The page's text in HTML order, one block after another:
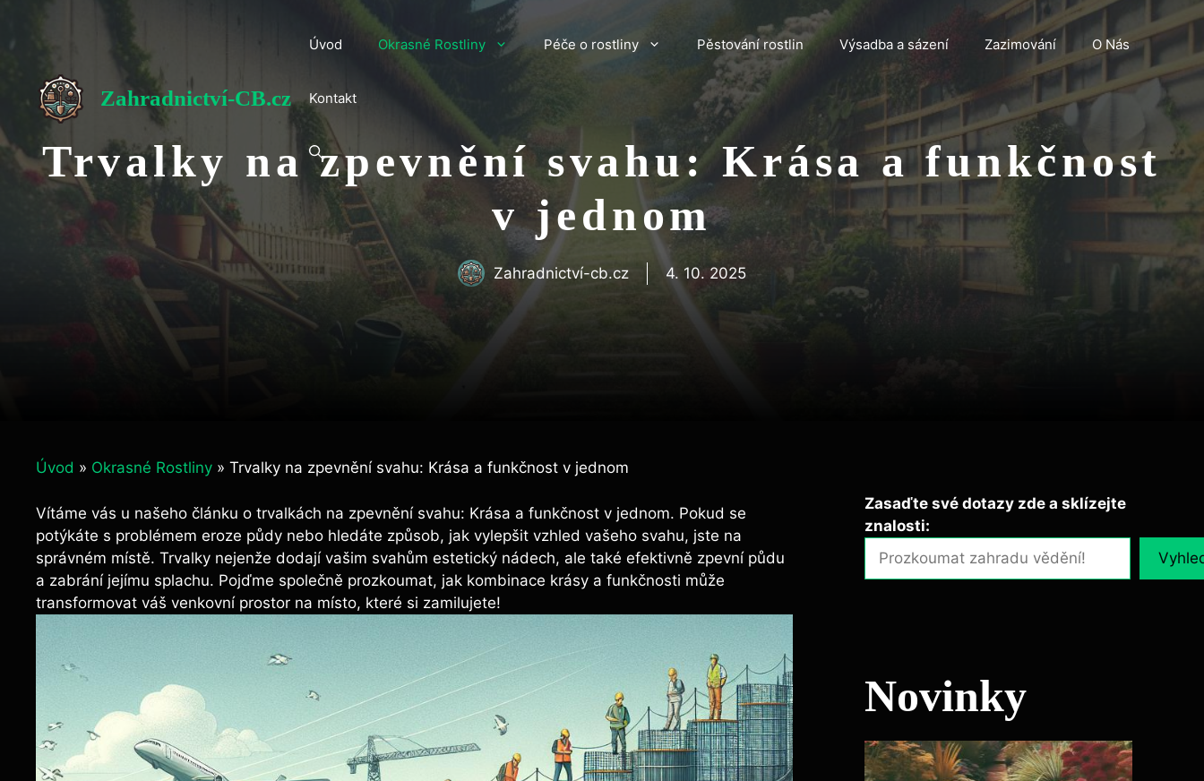
Zahradnictví-CB.cz
Úvod Okrasné Rostliny Péče o rostliny Pěstování rostlin Výsadba a sázení Zazimování O Nás
Kontakt
Trvalky na zpevnění svahu: Krása a funkčnost
v jednom
Zahradnictví-cb.cz 4. 10. 2025
Úvod » Okrasné Rostliny » Trvalky na zpevnění svahu: Krása a funkčnost v jednom
Vítáme vás u našeho článku o trvalkách na zpevnění svahu: Krása a funkčnost v jednom. Pokud se
potýkáte s problémem eroze půdy nebo hledáte způsob, jak vylepšit vzhled vašeho svahu, jste na
správném místě. Trvalky nejenže dodají vašim svahům estetický nádech, ale také efektivně zpevní půdu
a zabrání jejímu splachu. Pojďme společně prozkoumat, jak kombinace krásy a funkčnosti může
transformovat váš venkovní prostor na místo, které si zamilujete!
Zasaďte své dotazy zde a sklízejte
znalosti:
Novinky